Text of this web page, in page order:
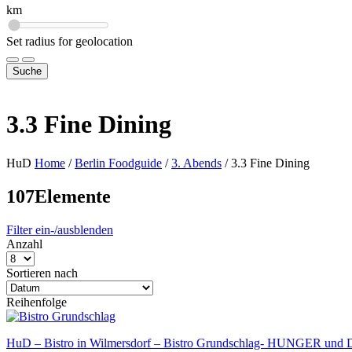
km
Set radius for geolocation
Suche
3.3 Fine Dining
HuD Home / Berlin Foodguide / 3. Abends / 3.3 Fine Dining
107Elemente
Filter ein-/ausblenden
Anzahl
Sortieren nach
Reihenfolge
HuD – Bistro in Wilmersdorf – Bistro Grundschlag- HUNGER und